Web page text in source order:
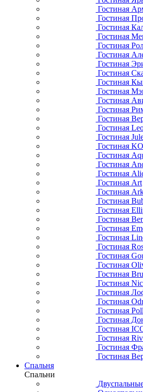
Гостиная
Гостиная
Гостиная
Гостиная
Гостиная
Гостиная
Гостиная
Гостиная
Гостиная
Гостиная
Гостиная
Гостиная
Гостиная
Гостиная
Гостиная
Гостиная
Гостиная
Гостиная
Гостиная
Гостиная Art
Гостиная
Гостиная
Гостиная
Гостиная
Гостиная
Гостиная
Гостиная
Гостиная
Гостиная
Гостиная
Гостиная
Гостиная
Гостиная
Гостиная
Гостиная
Гостиная
Гостиная
Гостиная
Гостиная
Спальня
Спальни